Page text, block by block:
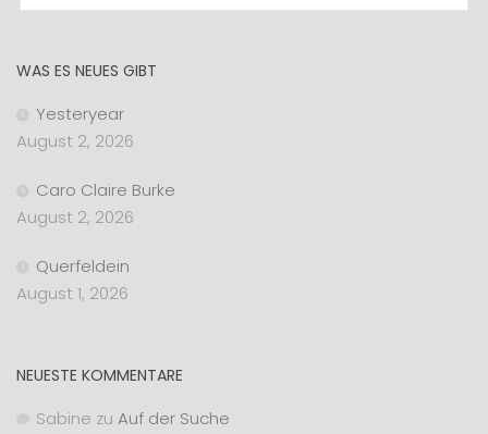
WAS ES NEUES GIBT
Yesteryear
August 2, 2026
Caro Claire Burke
August 2, 2026
Querfeldein
August 1, 2026
NEUESTE KOMMENTARE
Sabine zu Auf der Suche